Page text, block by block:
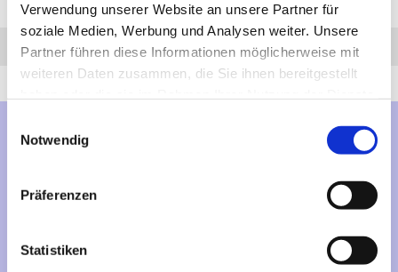
Verwendung unserer Website an unsere Partner für
soziale Medien, Werbung und Analysen weiter. Unsere
Partner führen diese Informationen möglicherweise mit
weiteren Daten zusammen, die Sie ihnen bereitgestellt
Notwendig
Präferenzen
Statistiken
Anfrage Anrufen AHK-Finder
Mehr über...
Vertrag widerrufen